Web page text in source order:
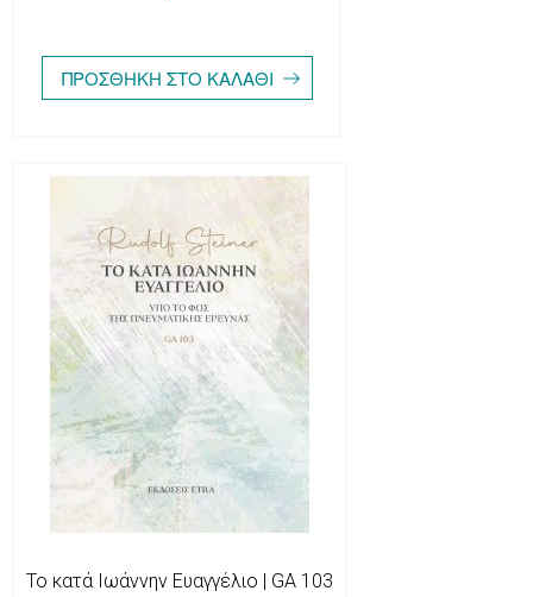
Το κατά Ιωάννην Ευαγγέλιο | GA 103